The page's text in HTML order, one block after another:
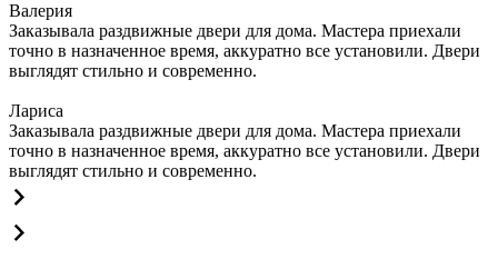
Валерия
Заказывала раздвижные двери для дома. Мастера приехали
точно в назначенное время, аккуратно все установили. Двери
выглядят стильно и современно.
Лариса
Заказывала раздвижные двери для дома. Мастера приехали
точно в назначенное время, аккуратно все установили. Двери
выглядят стильно и современно.